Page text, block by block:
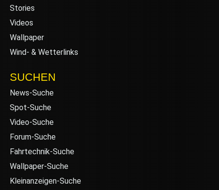
Stories
Videos
Wallpaper
Wind- & Wetterlinks
SUCHEN
News-Suche
Spot-Suche
Video-Suche
Forum-Suche
Fahrtechnik-Suche
Wallpaper-Suche
Kleinanzeigen-Suche